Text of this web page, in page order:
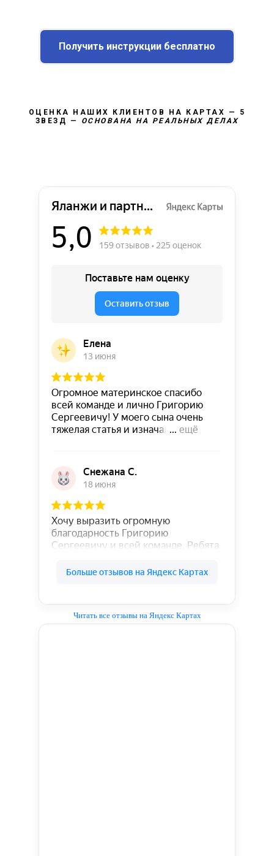
Получить инструкции бесплатно
ОЦЕНКА НАШИХ КЛИЕНТОВ НА КАРТАХ — 5
ЗВЕЗД —
ОСНОВАНА НА РЕАЛЬНЫХ ДЕЛАХ
Читать все отзывы на Яндекс Картах